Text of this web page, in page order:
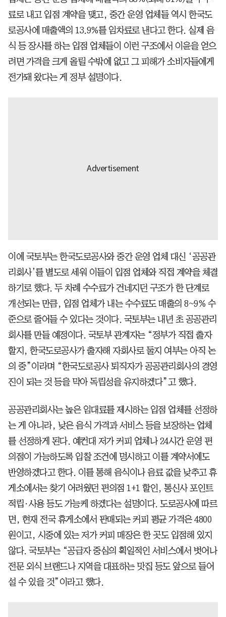
료로 내고 입점 계약을 맺고, 중간 운영 업체들 역시 한국도
로공사에 매출액의 13.9%를 임차료로 낸다고 한다. 실제 음
식 등 장사를 하는 입점 업체들이 이런 구조에서 이윤을 얻으
려면 가격을 크게 올릴 수밖에 없고 그 피해가 소비자들에게
전가돼 왔다는 게 정부 설명이다.
이에 국토부는 한국도로공사와 중간 운영 업체 대신 ‘공공관
리회사’를 별도로 세워 이들이 입점 업체와 직접 계약을 체결
하기로 했다. 두 차례 수수료가 건네지던 구조가 한 단계로
개선되는 만큼, 입점 업체가 내는 수수료도 매출의 8~9% 수
준으로 줄어들 수 있다는 것이다. 국토부는 내년 초 공공관리
회사를 만들 예정이다. 국토부 관계자는 “정부가 직접 출자
할지, 한국도로공사가 출자해 자회사로 둘지 여부는 아직 논
의 중”이라며 “한국도로공사 퇴직자가 공공관리회사의 경영
진이 되는 것 등을 막아 독립성을 유지하겠다”고 했다.
공공관리회사는 높은 임대료를 제시하는 입점 업체를 선정하
는 게 아니라, 낮은 음식 가격과 서비스 등을 보장하는 업체
를 선정하게 된다. 예컨대 저가 커피 업체나 24시간 운영 편
의점이 가능하도록 입찰 조건에 명시하고 이를 계약서에도
반영하겠다고 한다. 이를 통해 음식이나 음료 값을 낮추고 휴
게소에서는 찾기 어려웠던 편의점 1+1 할인, 통신사 포인트
적립·사용 등도 가능케 하겠다는 설명이다. 도로공사에 따르
면, 현재 전국 휴게소에서 판매되는 커피 평균 가격은 4800
원이고, 시중에 있는 저가 커피 매장은 한 곳도 입점해 있지
않다. 국토부는 “공급자 중심의 획일적인 서비스에서 벗어나
전문 외식 브랜드나 지역을 대표하는 맛집 등도 앞으로 들어
설 수 있을 것”이라고 했다.